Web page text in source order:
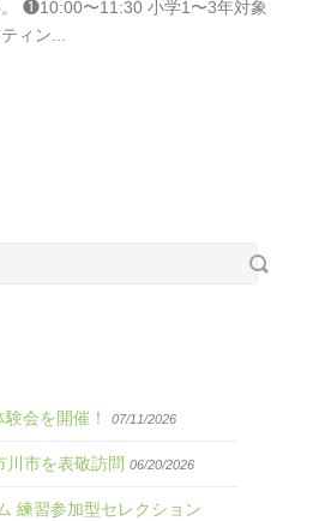
❶10:00〜11:30 小学1〜3年対象
ィン...
会を開催！ 07/11/2026
川市を表敬訪問 06/20/2026
練習参加型セレクション